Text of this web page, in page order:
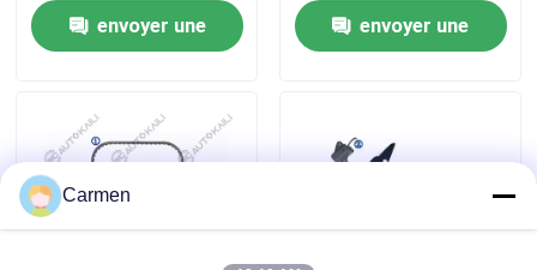
Nous contacter
Demandez un devis
envoyer une
envoyer une
Carmen